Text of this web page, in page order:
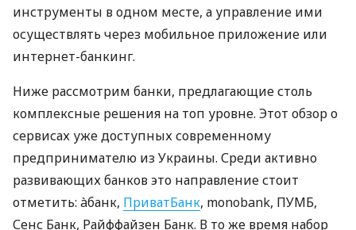
инструменты в одном месте, а управление ими
осуществлять через мобильное приложение или
интернет-банкинг.
Ниже рассмотрим банки, предлагающие столь
комплексные решения на топ уровне. Этот обзор о
сервисах уже доступных современному
предпринимателю из Украины. Среди активно
развивающих банков это направление стоит
отметить: àбанк, ПриватБанк, monobank, ПУМБ,
Сенс Банк, Райффайзен Банк. В то же время набор